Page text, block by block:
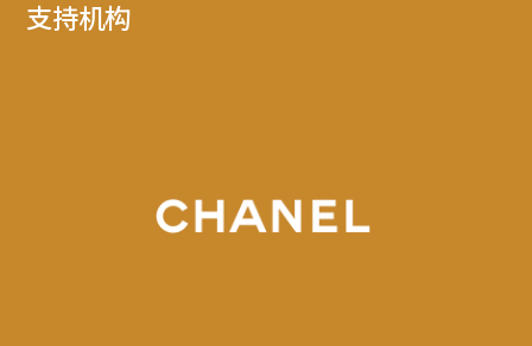
支持机构